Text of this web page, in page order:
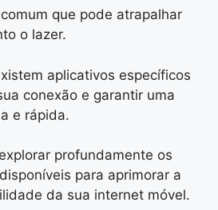
que pode atrapalhar
o lazer.
aplicativos específicos
conexão e garantir uma
e rápida.
profundamente os
para aprimorar a
da sua internet móvel.